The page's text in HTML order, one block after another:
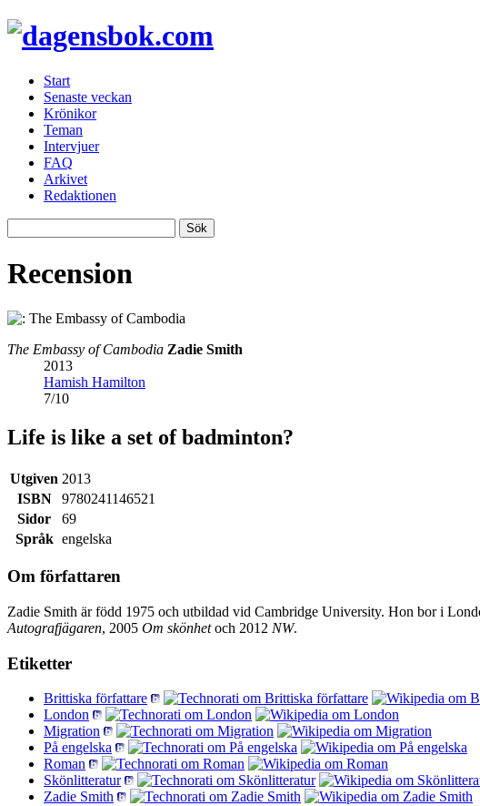
Start
Senaste veckan
Krönikor
Teman
Intervjuer
FAQ
Arkivet
Redaktionen
Recension
The Embassy of Cambodia Zadie Smith
2013
Hamish Hamilton
7/10
Life is like a set of badminton?
Utgiven 2013
ISBN
9780241146521
Sidor
69
Språk engelska
Om författaren
Zadie Smith är född 1975 och utbildad vid Cambridge University. Hon bor i
Autografjägaren, 2005 Om skönhetoch 2012 NW.
Etiketter
Brittiska författare
London
Migration
På engelska
Roman
Skönlitteratur
Zadie Smith